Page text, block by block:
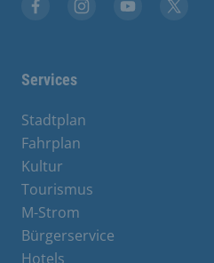
Services
Stadtplan
Fahrplan
Kultur
Tourismus
M-Strom
Bürgerservice
Hotels